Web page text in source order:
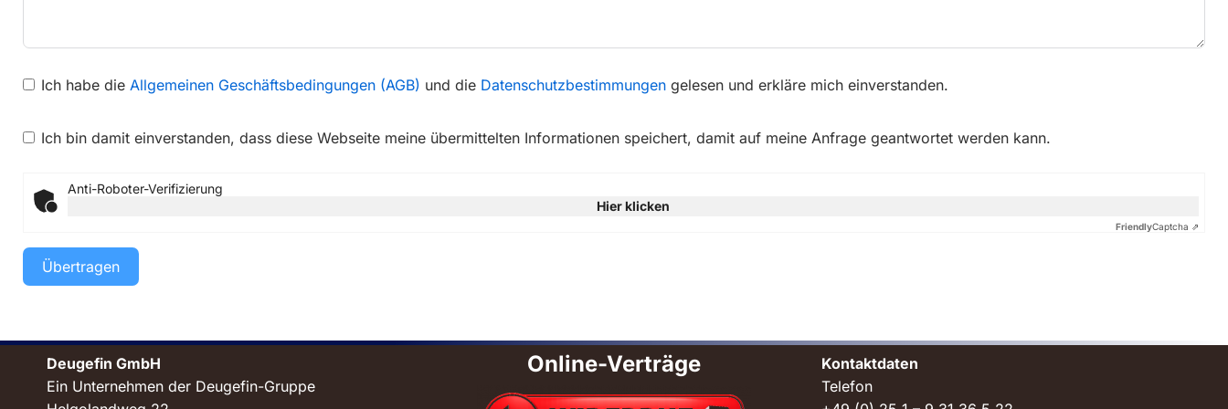
Ich habe die Allgemeinen Geschäftsbedingungen (AGB) und die Datenschutzbestimmungen gelesen und erkläre mich einverstanden.
Ich bin damit einverstanden, dass diese Webseite meine übermittelten Informationen speichert, damit auf meine Anfrage geantwortet werden kann.
Anti-Roboter-Verifizierung
Hier klicken
FriendlyCaptcha ⇗
Übertragen
Deugefin GmbH
Ein Unternehmen der Deugefin-Gruppe
Online-Verträge
Kontaktdaten
Telefon